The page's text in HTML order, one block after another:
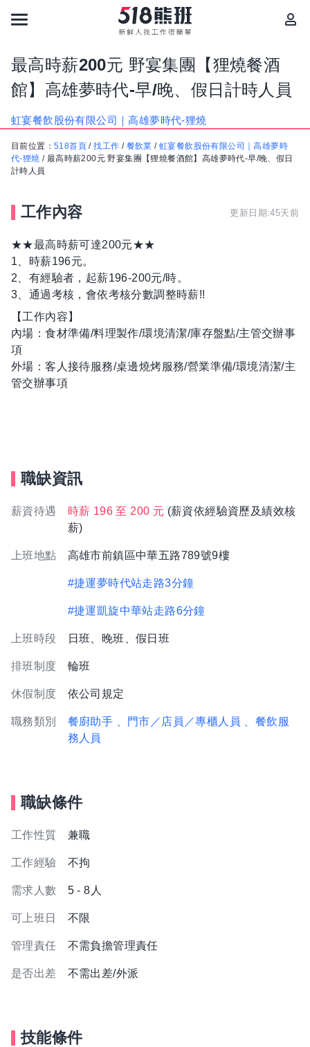
最高時薪200元 野宴集團【狸燒餐酒
館】高雄夢時代-早/晚、假日計時人員
虹宴餐飲股份有限公司｜高雄夢時代-狸燒
目前位置： 518首頁 /找工作 / 餐飲業 /虹宴餐飲股份有限公司｜高雄夢時
代-狸燒 / 最高時薪200元 野宴集團【狸燒餐酒館】高雄夢時代-早/晚、假日
計時人員
工作內容 更新日期:45天前
★★最高時薪可達200元★★
1、時薪196元。
2、有經驗者，起薪196-200元/時。
3、通過考核，會依考核分數調整時薪!!
【工作內容】
內場：食材準備/料理製作/環境清潔/庫存盤點/主管交辦事
項
外場：客人接待服務/桌邊燒烤服務/營業準備/環境清潔/主
管交辦事項
職缺資訊
薪資待遇 時薪 196 至 200 元 (薪資依經驗資歷及績效核
薪)
上班地點 高雄市前鎮區中華五路789號9樓
#捷運夢時代站走路3分鐘
#捷運凱旋中華站走路6分鐘
上班時段 日班、晚班、假日班
排班制度 輪班
休假制度 依公司規定
職務類別 餐廚助手 、門市／店員／專櫃人員
、餐飲服
務人員
職缺條件
工作性質 兼職
工作經驗 不拘
需求人數 5 - 8人
可上班日 不限
管理責任 不需負擔管理責任
是否出差 不需出差/外派
技能條件